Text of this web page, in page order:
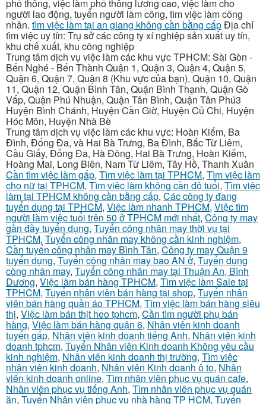
phổ thông, việc làm phổ thông lương cao, việc làm cho
người lao động, tuyển người làm công, tìm việc làm công
nhân. tìm việc làm tại an giang không cần bằng cấpĐịa chỉ
tìm việc uy tín: Trụ sở các công ty xí nghiệp sản xuất uy tín,
khu chế xuất, khu công nghiệp
Trung tâm dịch vụ việc làm các khu vực TPHCM: Sài Gòn -
Bến Nghé - Bến Thành Quận 1, Quận 3, Quận 4, Quận 5,
Quận 6, Quận 7, Quận 8 (Khu vực của bạn), Quận 10, Quận
11, Quận 12, Quận Bình Tân, Quận Bình Thạnh, Quận Gò
Vấp, Quận Phú Nhuận, Quận Tân Bình, Quận Tân Phú3
Huyện Bình Chánh, Huyện Cần Giờ, Huyện Củ Chi, Huyện
Hóc Môn, Huyện Nhà Bè
Trung tâm dịch vụ việc làm các khu vực: Hoàn Kiếm, Ba
Đình, Đống Đa, và Hai Bà Trưng, Ba Đình, Bắc Từ Liêm,
Cầu Giấy, Đống Đa, Hà Đông, Hai Bà Trưng, Hoàn Kiếm,
Hoàng Mai, Long Biên, Nam Từ Liêm, Tây Hồ, Thanh Xuân
Cần tìm việc làm gấp, Tìm việc làm tại TPHCM, Tìm việc làm
cho nữ tại TPHCM, Tìm việc làm không cần độ tuổi, Tìm việc
làm tại TPHCM không cần bằng cấp, Các công ty đang
tuyển dụng tại TPHCM, Việc làm nhanh TPHCM, Việc tìm
người làm việc tuổi trên 50 ở TPHCM mới nhất, Công ty may
gần đầy tuyển dụng, Tuyển công nhân may thời vụ tại
TPHCM, Tuyển công nhân may không cần kinh nghiệm,
Cần tuyển công nhân may Bình Tân, Công ty may Quận 9
tuyển dụng, Tuyển công nhân may bao AN ở, Tuyển dụng
công nhân may, Tuyển công nhân may tại Thuận An, Bình
Dương, Việc làm bán hàng TPHCM, Tìm việc làm Sale tại
TPHCM, Tuyển nhân viên bán hàng tại shop, Tuyển nhân
viên bán hàng quần áo TPHCM, Tìm việc làm bán hàng siêu
thị, Việc làm bán thịt heo tphcm, Cần tìm người phụ bán
hàng, Việc làm bán hàng quận 6, Nhân viên kinh doanh
tuyển gấp, Nhân viên kinh doanh tiếng Anh, Nhân viên kinh
doanh tphcm, Tuyển Nhân viên Kinh doanh Không yêu cầu
kinh nghiệm, Nhân viên kinh doanh thị trường, Tìm việc
nhân viên kinh doanh, Nhân viên Kinh doanh ô to, Nhân
viên kinh doanh online, Tìm nhân viên phục vụ quán cafe,
Nhân viên phục vụ tiếng Anh, Tìm nhân viên phục vụ quán
ăn, Tuyển Nhân viên phục vụ nhà hàng TP HCM, Tuyển